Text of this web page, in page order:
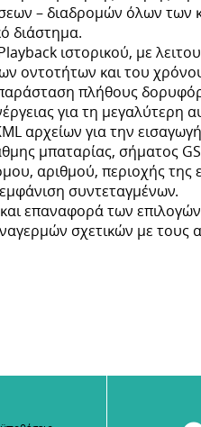
– διαδρομών όλων των
διάστημα.
ιστορικού, με
οντοτήτων και του
πλήθους
για τη μεγαλύτερη
αρχείων για την
μπαταρίας, σήματος
αριθμού, περιοχής της
συντεταγμένων.
επαναφορά των
σχετικών με τους